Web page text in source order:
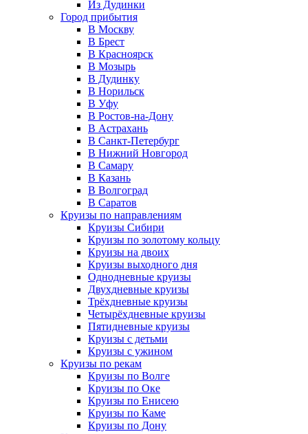
Из Дудинки
Город прибытия
В Москву
В Брест
В Красноярск
В Мозырь
В Дудинку
В Норильск
В Уфу
В Ростов-на-Дону
В Астрахань
В Санкт-Петербург
В Нижний Новгород
В Самару
В Казань
В Волгоград
В Саратов
Круизы по направлениям
Круизы Сибири
Круизы по золотому кольцу
Круизы на двоих
Круизы выходного дня
Однодневные круизы
Двухдневные круизы
Трёхдневные круизы
Четырёхдневные круизы
Пятидневные круизы
Круизы с детьми
Круизы с ужином
Круизы по рекам
Круизы по Волге
Круизы по Оке
Круизы по Енисею
Круизы по Каме
Круизы по Дону